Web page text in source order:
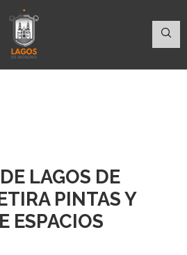
LAGOS DE
PINTAS Y
ESPACIOS